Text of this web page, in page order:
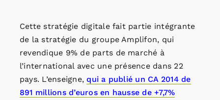
Cette stratégie digitale fait partie intégrante
de la stratégie du groupe Amplifon, qui
revendique 9% de parts de marché à
l’international avec une présence dans 22
pays. L’enseigne,qui a publié un CA 2014 de
891 millions d’euros en hausse de +7,7%